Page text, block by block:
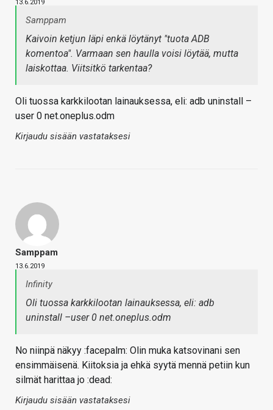
13.6.2019
Samppam
Kaivoin ketjun läpi enkä löytänyt "tuota ADB
komentoa". Varmaan sen haulla voisi löytää, mutta
laiskottaa. Viitsitkö tarkentaa?
Oli tuossa karkkilootan lainauksessa, eli: adb uninstall –
user 0 net.oneplus.odm
Kirjaudu sisään vastataksesi
Samppam
13.6.2019
Infinity
Oli tuossa karkkilootan lainauksessa, eli: adb
uninstall –user 0 net.oneplus.odm
No niinpä näkyy :facepalm: Olin muka katsovinani sen
ensimmäisenä. Kiitoksia ja ehkä syytä mennä petiin kun
silmät harittaa jo :dead:
Kirjaudu sisään vastataksesi